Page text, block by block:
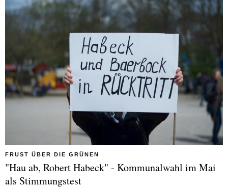
FRUST ÜBER DIE GRÜNEN
"Hau ab, Robert Habeck" - Kommunalwahl im Mai
als Stimmungstest